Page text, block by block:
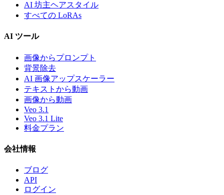
AI 坊主ヘアスタイル
すべての LoRAs
AI ツール
画像からプロンプト
背景除去
AI 画像アップスケーラー
テキストから動画
画像から動画
Veo 3.1
Veo 3.1 Lite
料金プラン
会社情報
ブログ
API
ログイン